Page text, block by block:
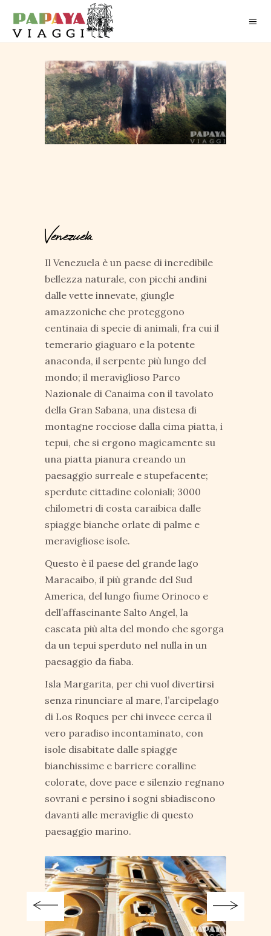
Venezuela
Il Venezuela è un paese di incredibile
bellezza naturale, con picchi andini
dalle vette innevate, giungle
amazzoniche che proteggono
centinaia di specie di animali, fra cui il
temerario giaguaro e la potente
anaconda, il serpente più lungo del
mondo; il meraviglioso Parco
Nazionale di Canaima con il tavolato
della Gran Sabana, una distesa di
montagne rocciose dalla cima piatta, i
tepui, che si ergono magicamente su
una piatta pianura creando un
paesaggio surreale e stupefacente;
sperdute cittadine coloniali; 3000
chilometri di costa caraibica dalle
spiagge bianche orlate di palme e
meravigliose isole.
Questo è il paese del grande lago
Maracaibo, il più grande del Sud
America, del lungo fiume Orinoco e
dell’affascinante Salto Angel, la
cascata più alta del mondo che sgorga
da un tepui sperduto nel nulla in un
paesaggio da fiaba.
Isla Margarita, per chi vuol divertirsi
senza rinunciare al mare, l’arcipelago
di Los Roques per chi invece cerca il
vero paradiso incontaminato, con
isole disabitate dalle spiagge
bianchissime e barriere coralline
colorate, dove pace e silenzio regnano
sovrani e persino i sogni sbiadiscono
davanti alle meraviglie di questo
paesaggio marino.